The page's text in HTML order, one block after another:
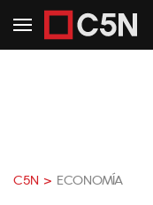
C5N > ECONOMÍA